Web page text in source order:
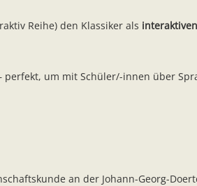
Reihe) den Klassiker als
perfekt, um mit Schüler/-innen über
an der Johann-Georg-